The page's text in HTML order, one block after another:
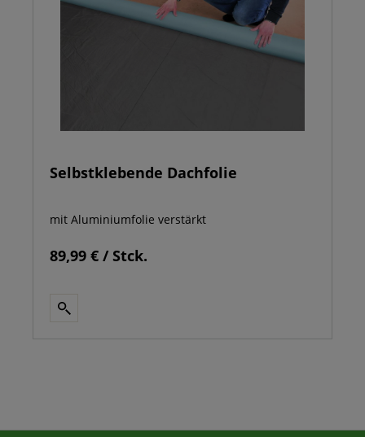
Selbstklebende Dachfolie
mit Aluminiumfolie verstärkt
89,99 € / Stck.